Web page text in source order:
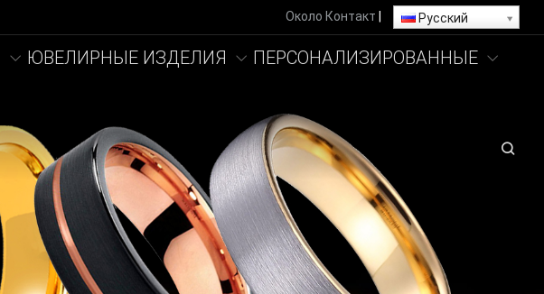
Около Контакт Русский
ЮВЕЛИРНЫЕ ИЗДЕЛИЯ ПЕРСОНАЛИЗИРОВАННЫЕ